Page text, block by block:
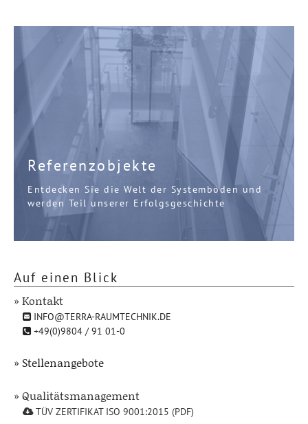
Referenzobjekte
Entdecken Sie die Welt der Systemböden und
werden Teil unserer Erfolgsgeschichte
Auf einen Blick
» Kontakt
INFO@TERRA-RAUMTECHNIK.DE
+49(0)9804 / 91 01-0
» Stellenangebote
» Qualitätsmanagement
TÜV ZERTIFIKAT ISO 9001:2015 (PDF)